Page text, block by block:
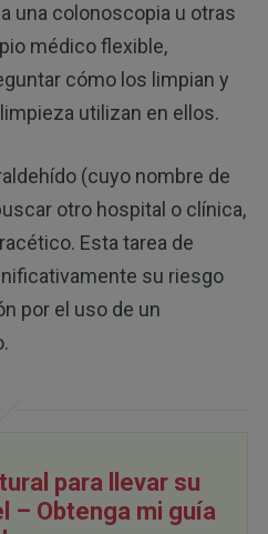
una colonoscopia u otras
médico flexible,
cómo los limpian y
utilizan en ellos.
(cuyo nombre de
otro hospital o clínica,
Esta tarea de
su riesgo
por el uso de un
para llevar su
– Obtenga mi guía